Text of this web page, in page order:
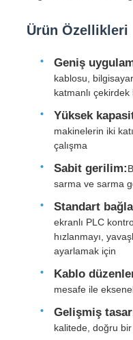
Ürünler
Hakkımızda
Fabrika turu
Kalite kontrol
Ürün Özellikleri
Geniş
kablosu,
katmanlı
Yüksek
makinelerin iki
çalışma
Sabit gerilim:
sarma ve sarma
Standart
ekranlı PLC
hızlanmayı,
ayarlamak için
Kablo
mesafe ile
Gelişmiş
kalitede, doğru